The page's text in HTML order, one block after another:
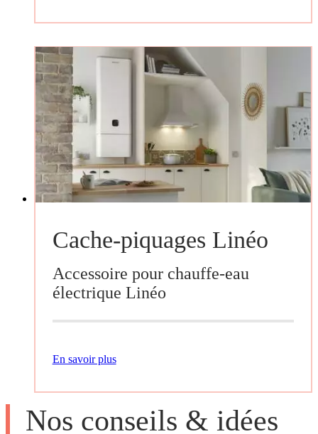
Cache-piquages Linéo
Accessoire pour chauffe-eau
électrique Linéo
En savoir plus
Nos conseils & idées